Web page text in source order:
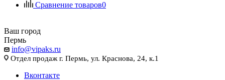
Сравнение товаров0
Ваш город
Пермь
info@vipaks.ru
Отдел продаж г. Пермь, ул. Краснова, 24, к.1
Вконтакте